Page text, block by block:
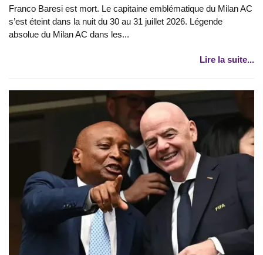
Franco Baresi est mort. Le capitaine emblématique du Milan AC
s’est éteint dans la nuit du 30 au 31 juillet 2026. Légende
absolue du Milan AC dans les...
Lire la suite...